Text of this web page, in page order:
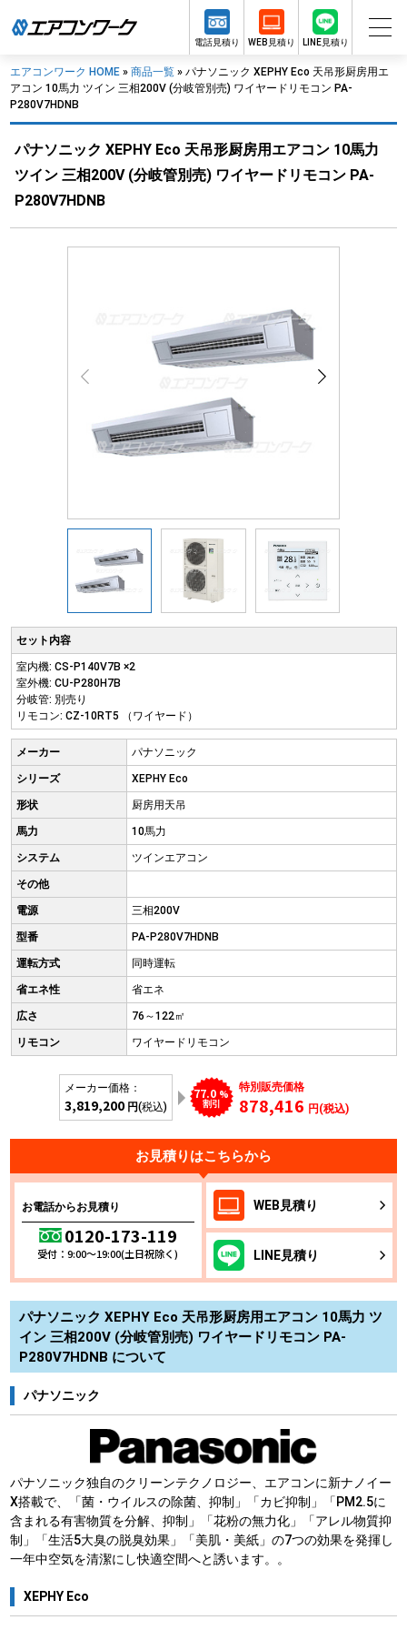
電話見積り WEB見積り LINE見積り
エアコンワーク HOME » 商品一覧 » パナソニック XEPHY Eco 天吊形厨房用エ
アコン 10馬力 ツイン 三相200V (分岐管別売) ワイヤードリモコン PA-
P280V7HDNB
パナソニック XEPHY Eco 天吊形厨房用エアコン 10馬力
ツイン 三相200V (分岐管別売) ワイヤードリモコン PA-
P280V7HDNB
セット内容
室内機: CS-P140V7B ×2
室外機: CU-P280H7B
分岐管: 別売り
リモコン: CZ-10RT5 （ワイヤード）
メーカー パナソニック
シリーズ XEPHY Eco
形状 厨房用天吊
馬力 10馬力
システム ツインエアコン
その他
電源 三相200V
型番 PA-P280V7HDNB
運転方式 同時運転
省エネ性 省エネ
広さ 76～122㎡
リモコン ワイヤードリモコン
メーカー価格：
3,819,200 円(税込)
77.0 %
割引
特別販売価格
878,416 円(税込)
お見積りはこちらから
お電話からお見積り
0120-173-119
受付：9:00～19:00(土日祝除く)
WEB 見積り
LINE見積り
パナソニック XEPHY Eco 天吊形厨房用エアコン 10馬力 ツ
イン 三相200V (分岐管別売) ワイヤードリモコン PA-
P280V7HDNB について
パナソニック
パナソニック独自のクリーンテクノロジー、エアコンに新ナノイー
X搭載で、「菌・ウイルスの除菌、抑制」「カビ抑制」「PM2.5に
含まれる有害物質を分解、抑制」「花粉の無力化」「アレル物質抑
制」「生活5大臭の脱臭効果」「美肌・美紙」の7つの効果を発揮し
一年中空気を清潔にし快適空間へと誘います。。
XEPHY Eco